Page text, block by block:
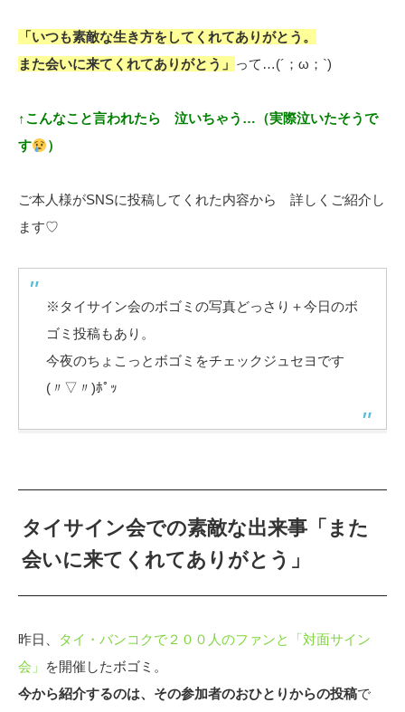
「いつも素敵な生き方をしてくれてありがとう。
また会いに来てくれてありがとう」 って…(´；ω；`)
↑こんなこと言われたら 泣いちゃう…（実際泣いたそうで
す
）
ご本人様がSNSに投稿してくれた内容から 詳しくご紹介し
ます♡
※タイサイン会のボゴミの写真どっさり＋今日のボ
ゴミ投稿もあり。
今夜のちょこっとボゴミをチェックジュセヨです
(〃▽〃)ﾎﾟｯ
タイサイン会での素敵な出来事「また
会いに来てくれてありがとう」
昨日、
タイ・バンコクで２００人のファンと「対面サイン
会」
を開催したボゴミ。
今から紹介するのは、その参加者のおひとりからの投稿で